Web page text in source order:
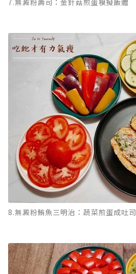
7.無澱粉壽司：金針菇煎蛋模擬飯體
8.無澱粉鮪魚三明治：蔬菜煎蛋成吐司